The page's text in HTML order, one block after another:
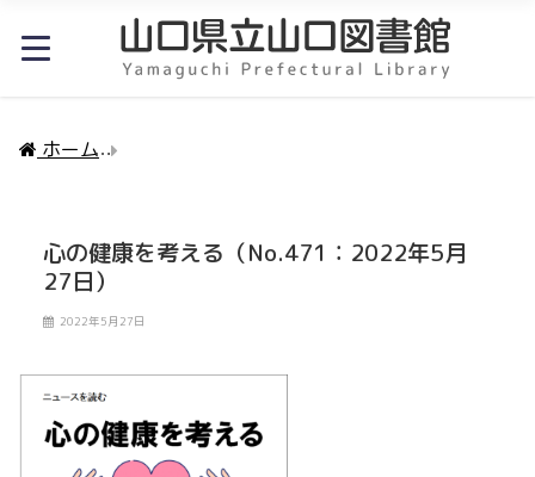
ホーム
心の健康を考える（No.471：2022年5月
27日）
2022年5月27日